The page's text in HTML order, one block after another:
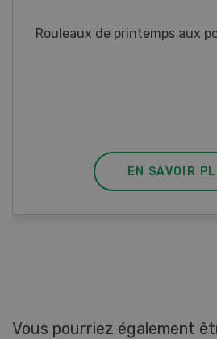
EN SAVOIR
Vous pourriez également